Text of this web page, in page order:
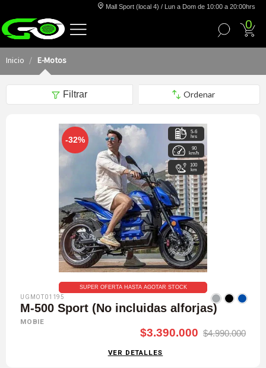
Mall Sport (local 4) / Lun a Dom de 10:00 a 20:00hrs
0
Inicio E-Motos
Filtrar
-32%
5-6
hrs
90
km/h
100
km
SUPER OFERTA HASTA AGOTAR STOCK
UGMOT01195
M-500 Sport (No incluidas alforjas)
MOBIE
$3.390.000 $4.990.000
VER DETALLES